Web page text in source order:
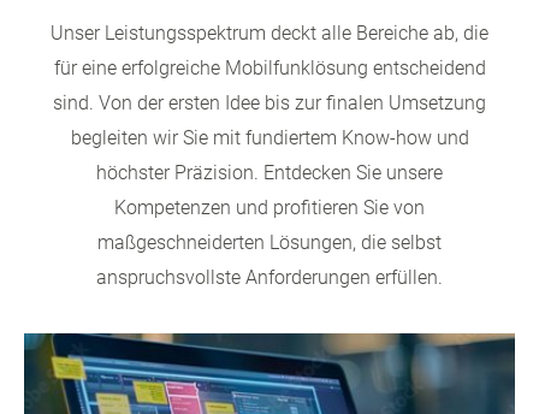
Unser Leistungsspektrum deckt alle Bereiche ab, die
für eine erfolgreiche Mobilfunklösung entscheidend
sind. Von der ersten Idee bis zur finalen Umsetzung
begleiten wir Sie mit fundiertem Know-how und
höchster Präzision. Entdecken Sie unsere
Kompetenzen und profitieren Sie von
maßgeschneiderten Lösungen, die selbst
anspruchsvollste Anforderungen erfüllen.